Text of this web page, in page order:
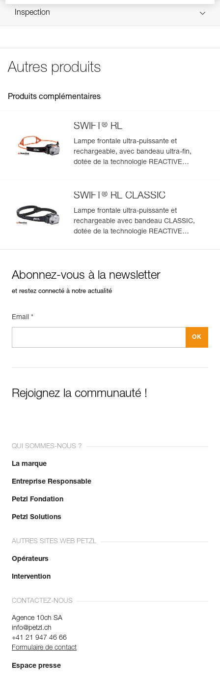
Témoin lumineux de charge.
Capacité : 2250 mAh (3,85 V / 8,47 Wh)
Nombre de cycles de charge/décharge: 300
Spécifications référence(s)
Garantie : 2 ans ou 300 cycles de charge
Notice
Télécharger le pdf technical-notice-R2250
Télécharger le pdf SWIFT RL ACCESORIES
Déclaration de conformité
FAQ
Voir tous les contenus techniques
Inspection
Autres produits
Produits complémentaires
SWIFT ® RL
Lampe frontale ultra-puissante et
rechargeable, avec bandeau ultra-fin,
dotée de la technologie REACTIVE
SWIFT ® RL CLASSIC
Lampe frontale ultra-puissante et
rechargeable avec bandeau CLASSIC,
dotée de la technologie REACTIVE
Abonnez-vous à la newsletter
et restez connecté à notre actualité
Email *
Rejoignez la communauté !
QUI SOMMES-NOUS ?
La marque
Entreprise Responsable
Petzl Fondation
Petzl Solutions
AUTRES SITES WEB PETZL
Opérateurs
Intervention
CONTACTEZ-NOUS
Agence 10ch SA
info@petzl.ch
+41 21 947 46 66
Formulaire de contact
Espace presse